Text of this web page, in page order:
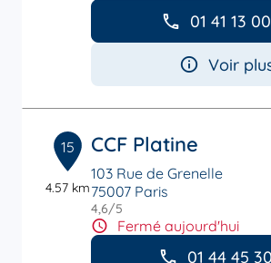
01 41 13
Voir
15
4.57 km
CCF Platine
103 Rue de Grenelle
75007 Paris
4,6/5
Fermé aujourd'hui
01 44 45